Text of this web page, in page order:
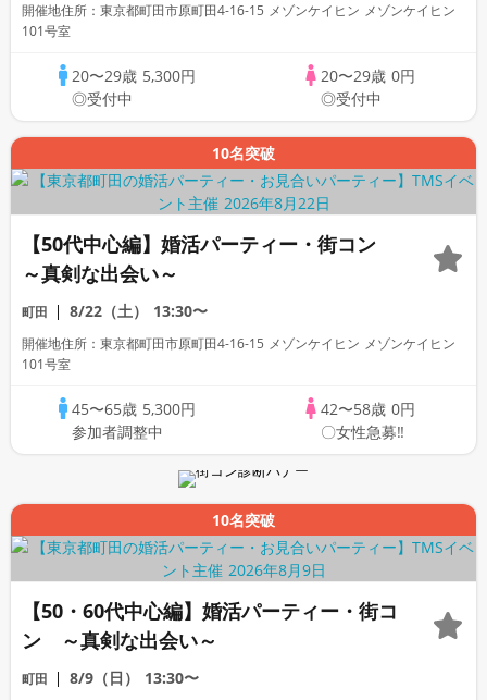
開催地住所：東京都町田市原町田4-16-15 メゾンケイヒン メゾンケイヒン
101号室
20〜29歳 5,300円
◎受付中
20〜29歳 0円
◎受付中
10名突破
【50代中心編】婚活パーティー・街コン
～真剣な出会い～
町田 8/22（土） 13:30〜
開催地住所：東京都町田市原町田4-16-15 メゾンケイヒン メゾンケイヒン
101号室
45〜65歳 5,300円
参加者調整中
42〜58歳 0円
〇女性急募‼
10名突破
【50・60代中心編】婚活パーティー・街コ
ン ～真剣な出会い～
町田 8/9（日） 13:30〜